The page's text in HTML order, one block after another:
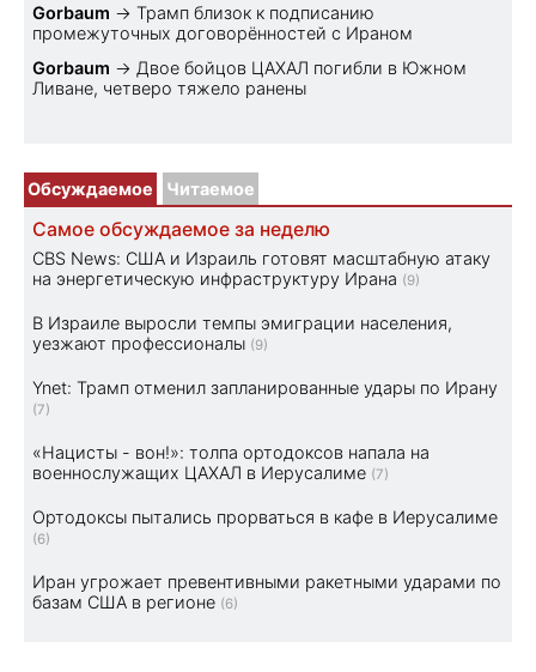
Gorbaum → Трамп близок к подписанию
промежуточных договорённостей с Ираном
Gorbaum → Двое бойцов ЦАХАЛ погибли в Южном
Ливане, четверо тяжело ранены
Обсуждаемое Читаемое
Самое обсуждаемое за неделю
CBS News: США и Израиль готовят масштабную атаку
на энергетическую инфраструктуру Ирана (9)
В Израиле выросли темпы эмиграции населения,
уезжают профессионалы (9)
Ynet: Трамп отменил запланированные удары по Ирану
(7)
«Нацисты - вон!»: толпа ортодоксов напала на
военнослужащих ЦАХАЛ в Иерусалиме (7)
Ортодоксы пытались прорваться в кафе в Иерусалиме
(6)
Иран угрожает превентивными ракетными ударами по
базам США в регионе (6)